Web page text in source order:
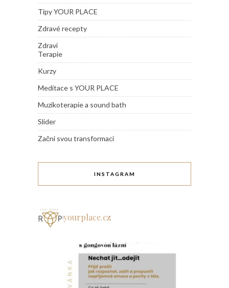
Tipy YOUR PLACE
Zdravé recepty
Zdraví
Terapie
Kurzy
Meditace s YOUR PLACE
Muzikoterapie a sound bath
Slider
Začni svou transformaci
INSTAGRAM
yourplace.cz